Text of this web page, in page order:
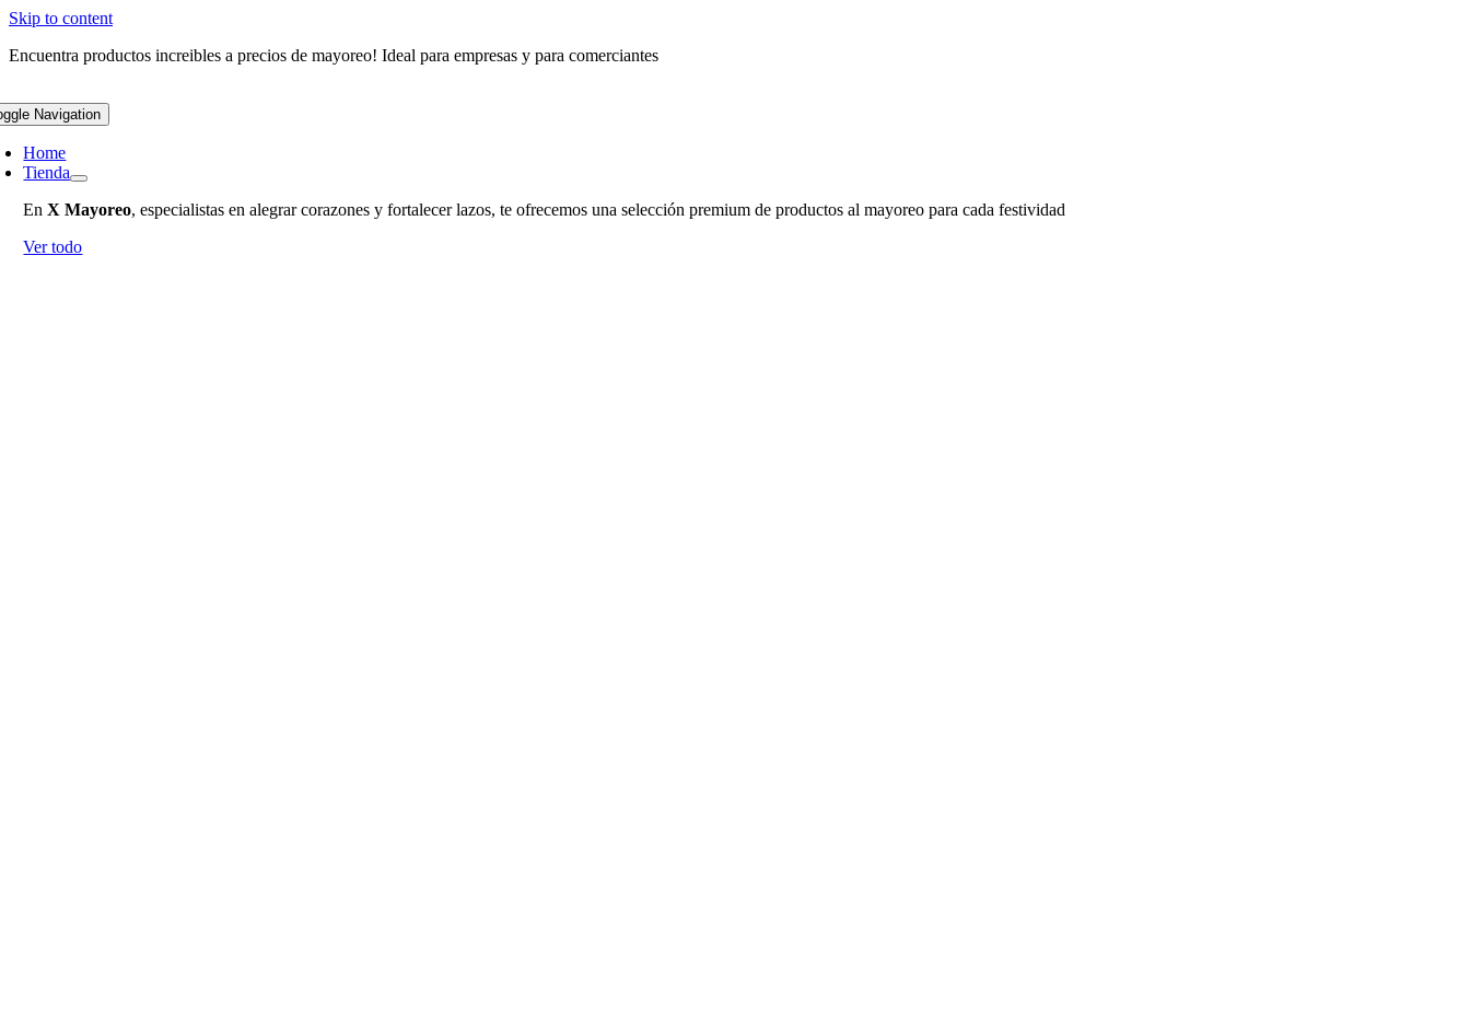
Skip to content
Encuentra productos increibles a precios de mayoreo! Ideal para empresas y para comerciantes
Navigation
Home
Tienda
EnX Mayoreo, especialistas en alegrar corazones y fortalecer lazos, te ofrecemos una selección premium de productos al mayoreo para cada festividad
Ver todo